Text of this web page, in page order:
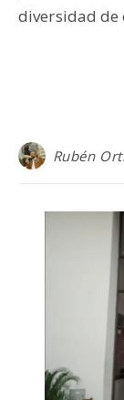
diversidad
Rubén